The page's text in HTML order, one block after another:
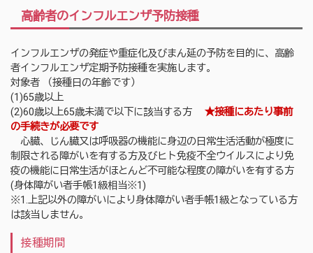
高齢者のインフルエンザ予防接種
インフルエンザの発症や重症化及びまん延の予防を目的に、高齢
者インフルエンザ定期予防接種を実施します。
対象者 （接種日の年齢です）
(1)65歳以上
(2)60歳以上65歳未満で以下に該当する方★接種にあたり事前
の手続きが必要です
心臓、じん臓又は呼吸器の機能に身辺の日常生活活動が極度に
制限される障がいを有する方及びヒト免疫不全ウイルスにより免
疫の機能に日常生活がほとんど不可能な程度の障がいを有する方
(身体障がい者手帳1級相当※1)
※1.上記以外の障がいにより身体障がい者手帳1級となっている方
は該当しません。
接種期間